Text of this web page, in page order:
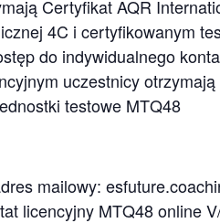
Certyfikat AQR
4C i certyfikowanym
do indywidualnego
uczestnicy
testowe MTQ48
mailowy:
licencyjny MTQ48 online